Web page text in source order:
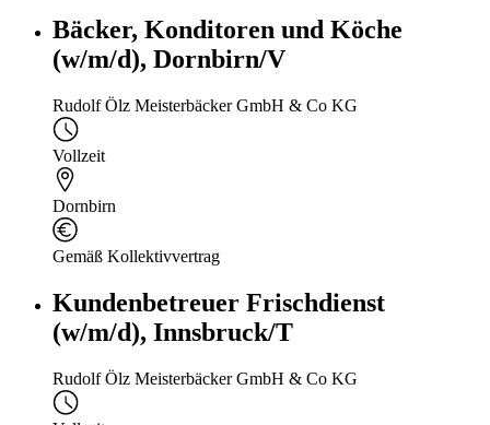
Bäcker, Konditoren und Köche
(w/m/d), Dornbirn/V
Rudolf Ölz Meisterbäcker GmbH & Co KG
Vollzeit
Dornbirn
Gemäß Kollektivvertrag
Kundenbetreuer Frischdienst
(w/m/d), Innsbruck/T
Rudolf Ölz Meisterbäcker GmbH & Co KG